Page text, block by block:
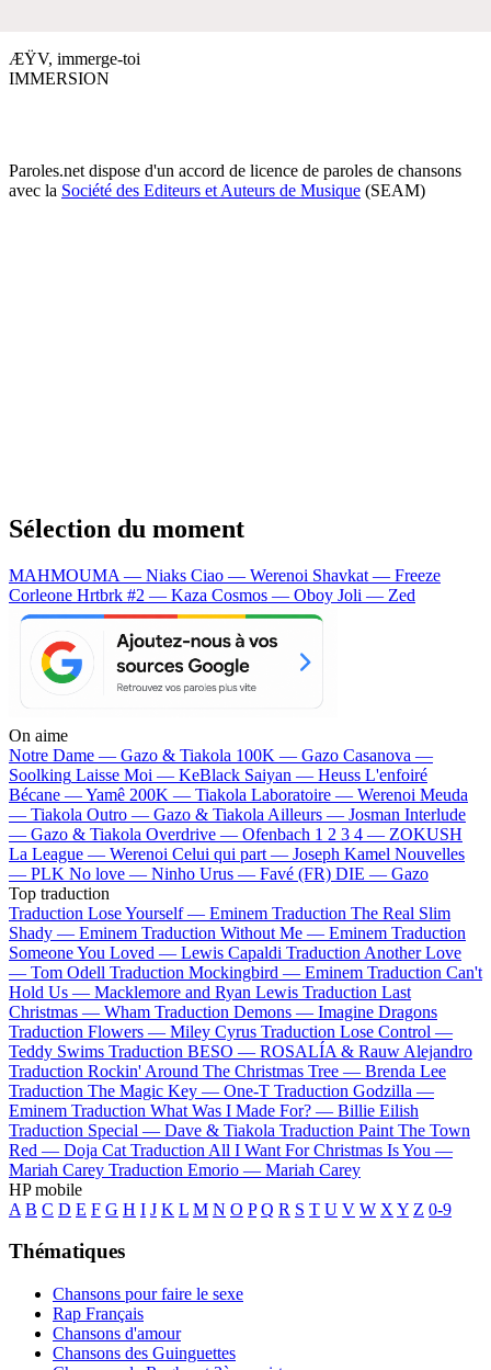
ÆŸV, immerge-toi
IMMERSION
Paroles.net dispose d'un accord de licence de paroles de chansons
avec la Société des Editeurs et Auteurs de Musique (SEAM)
Sélection du moment
MAHMOUMA — Niaks Ciao — Werenoi Shavkat — Freeze
Corleone Hrtbrk #2 — Kaza Cosmos — Oboy Joli — Zed
On aime
Notre Dame — Gazo & Tiakola 100K — Gazo Casanova —
Soolking Laisse Moi — KeBlack Saiyan — Heuss L'enfoiré
Bécane —Yamê 200K — Tiakola Laboratoire — Werenoi Meuda
— Tiakola Outro — Gazo & Tiakola Ailleurs — Josman Interlude
— Gazo & Tiakola Overdrive — Ofenbach 1 2 3 4 — ZOKUSH
La League — Werenoi Celui qui part — Joseph Kamel Nouvelles
— PLK No love — Ninho Urus — Favé (FR) DIE — Gazo
Top traduction
Traduction Lose Yourself — Eminem Traduction The Real Slim
Shady — Eminem Traduction Without Me — Eminem Traduction
Someone You Loved — Lewis Capaldi Traduction Another Love
— Tom Odell Traduction Mockingbird — Eminem Traduction Can't
Hold Us — Macklemore and Ryan Lewis Traduction Last
Christmas — Wham Traduction Demons — Imagine Dragons
Traduction Flowers — Miley Cyrus Traduction Lose Control —
Teddy Swims Traduction BESO — ROSALÍA & Rauw Alejandro
Traduction Rockin' Around The Christmas Tree — Brenda Lee
Traduction The Magic Key — One-T Traduction Godzilla —
Eminem Traduction What Was I Made For? — Billie Eilish
Traduction Special — Dave & Tiakola Traduction Paint The Town
Red — Doja Cat Traduction All I Want For Christmas Is You —
Mariah Carey Traduction Emorio — Mariah Carey
HP mobile
A B C D E F G H I J K L M N O P Q R S T U V W X Y Z 0-9
Thématiques
Chansons pour faire le sexe
Rap Français
Chansons d'amour
Chansons des Guinguettes